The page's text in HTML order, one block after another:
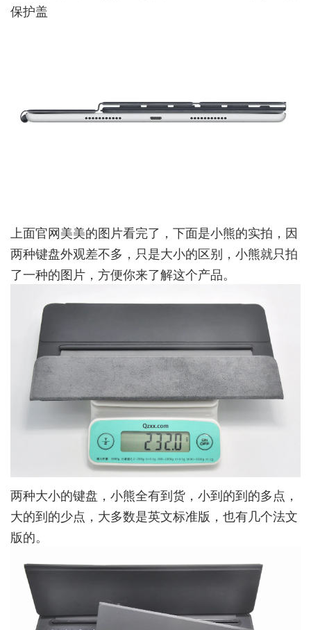
保护盖
上面官网美美的图片看完了，下面是小熊的实拍，因
两种键盘外观差不多，只是大小的区别，小熊就只拍
了一种的图片，方便你来了解这个产品。
两种大小的键盘，小熊全有到货，小到的到的多点，
大的到的少点，大多数是英文标准版，也有几个法文
版的。